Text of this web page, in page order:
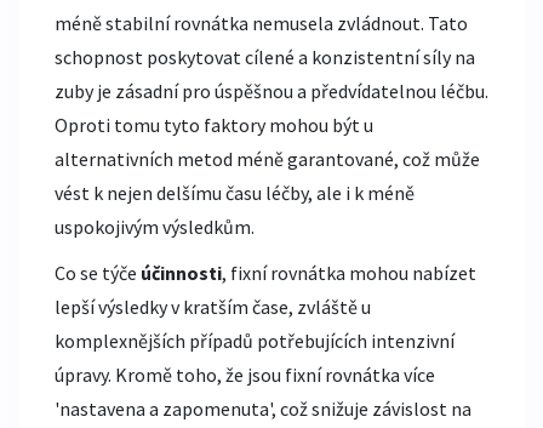
méně stabilní rovnátka nemusela zvládnout. Tato
schopnost poskytovat cílené a konzistentní síly na
zuby je zásadní pro úspěšnou a předvídatelnou léčbu.
Oproti tomu tyto faktory mohou být u
alternativních metod méně garantované, což může
vést k nejen delšímu času léčby, ale i k méně
uspokojivým výsledkům.
Co se týče účinnosti, fixní rovnátka mohou nabízet
lepší výsledky v kratším čase, zvláště u
komplexnějších případů potřebujících intenzivní
úpravy. Kromě toho, že jsou fixní rovnátka více
'nastavena a zapomenuta', což snižuje závislost na